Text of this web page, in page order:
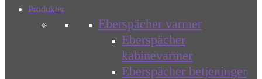
Produkter
Eberspächer varmer
Eberspächer
kabinevarmer
Eberspächer betjeninger